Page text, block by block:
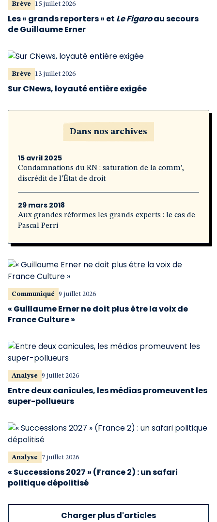
Brève 15 juillet 2026
Les « grands reporters » et Le Figaroau secours
de Guillaume Erner
Brève 13 juillet 2026
Sur CNews, loyauté entière exigée
Dans nos archives
15 avril 2025
Condamnations du RN : saturation de la comm’,
discrédit de l’État de droit
29 mars 2018
Aux grandes réformes les grands experts : le cas de
Pascal Perri
Communiqué 9 juillet 2026
« Guillaume Erner ne doit plus être la voix de
France Culture »
Analyse 9 juillet 2026
Entre deux canicules, les médias promeuvent les
super-pollueurs
Analyse 7 juillet 2026
« Successions 2027 » (France 2) : un safari
politique dépolitisé
Charger plus d'articles